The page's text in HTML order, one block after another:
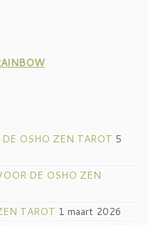
OSHO ZEN TAROT 5
DE OSHO ZEN
TAROT 1 maart 2026